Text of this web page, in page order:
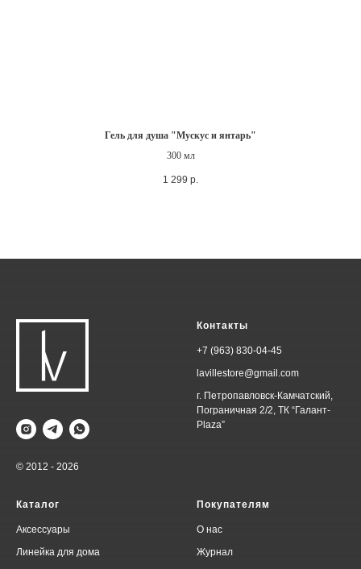
Гель для душа "Мускус и янтарь"
300 мл
1 299 р.
© 2012 - 2026
Контакты
+7 (963) 830-04-45
lavillestore@gmail.com
г. Петропавловск-Камчатский,
Пограничная 2/2, ТК “Галант-
Plaza”
Каталог
Аксессуары
Линейка для дома
Покупателям
О нас
Журнал